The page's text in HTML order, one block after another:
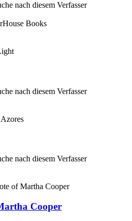
nach diesem Verfasser
Books
nach diesem Verfasser
nach diesem Verfasser
Cooper